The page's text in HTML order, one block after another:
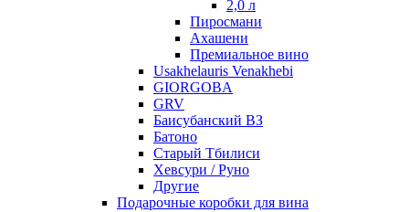
2,0 л
Пиросмани
Ахашени
Премиальное вино
Usakhelauris Venakhebi
GIORGOBA
GRV
Баисубанский ВЗ
Батоно
Старый Тбилиси
Хевсури / Руно
Другие
Подарочные коробки для вина